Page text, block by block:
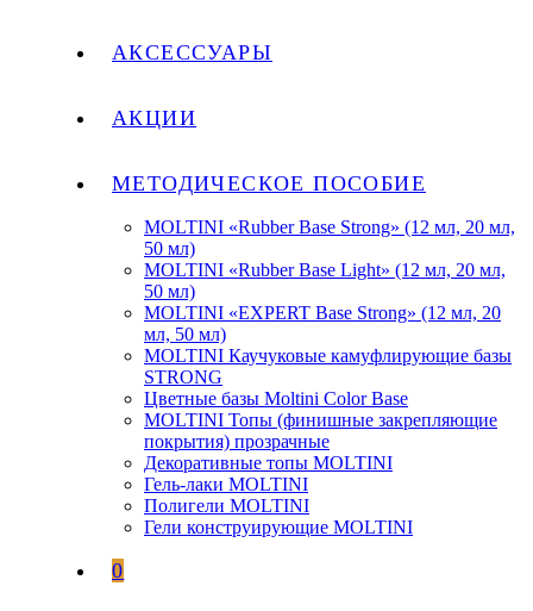
АКСЕССУАРЫ
АКЦИИ
МЕТОДИЧЕСКОЕ ПОСОБИЕ
MOLTINI «Rubber Base Strong» (12 мл, 20 мл,
50 мл)
MOLTINI «Rubber Base Light» (12 мл, 20 мл,
50 мл)
MOLTINI «EXPERT Base Strong» (12 мл, 20
мл, 50 мл)
MOLTINI Каучуковые камуфлирующие базы
STRONG
Цветные базы Moltini Color Base
MOLTINI Топы (финишные закрепляющие
покрытия) прозрачные
Декоративные топы MOLTINI
Гель-лаки MOLTINI
Полигели MOLTINI
Гели конструирующие MOLTINI
0